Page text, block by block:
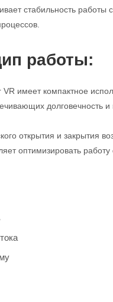
стабильность
работы:
имеет компактное
долговечность и
открытия и закрытия
оптимизировать работу